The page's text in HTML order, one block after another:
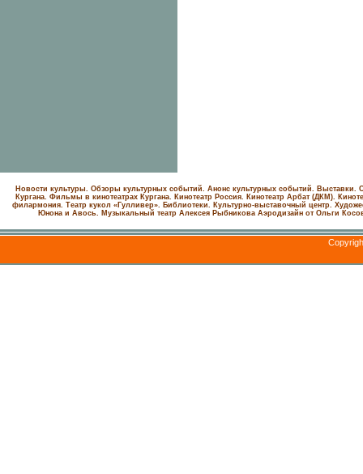
Новости культуры. Обзоры культурных событий. Анонс культурных событий. Выставки.
Кургана. Фильмы в кинотеатрах Кургана.
Кинотеатр Россия. Кинотеатр Арбат (ДКМ).
филармония. Театр кукол «Гулливер». Библиотеки. Культурно-выставочный центр.
Юнона и Авось. Музыкальный театр Алексея Рыбникова Аэродизайн от Ольги